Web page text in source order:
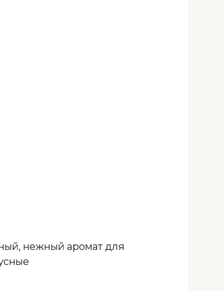
нежный аромат для